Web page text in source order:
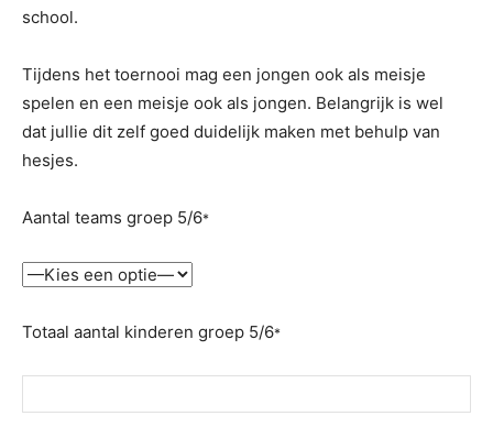
school.
Tijdens het toernooi mag een jongen ook als meisje
spelen en een meisje ook als jongen. Belangrijk is wel
dat jullie dit zelf goed duidelijk maken met behulp van
hesjes.
Aantal teams groep 5/6*
Totaal aantal kinderen groep 5/6*